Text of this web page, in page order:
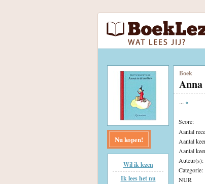
Nu kopen!
Wil ik lezen
Ik lees het nu
Boek
Anna
... «
Score:
Aantal
Aantal
Aantal
Auteur(s):
Categorie:
NUR